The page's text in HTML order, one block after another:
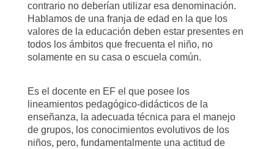
contrario no deberían utilizar esa denominación.
Hablamos de una franja de edad en la que los
valores de la educación deben estar presentes en
todos los ámbitos que frecuenta el niño, no
solamente en su casa o escuela común.
Es el docente en EF el que posee los
lineamientos pedagógico-didácticos de la
enseñanza, la adecuada técnica para el manejo
de grupos, los conocimientos evolutivos de los
niños, pero, fundamentalmente una actitud de